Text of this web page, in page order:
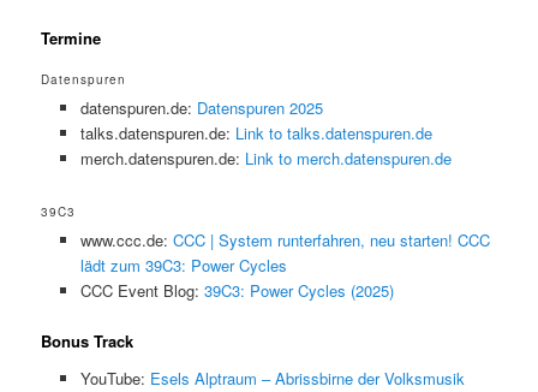
Termine
Datenspuren
datenspuren.de: Datenspuren 2025
talks.datenspuren.de: Link to talks.datenspuren.de
merch.datenspuren.de: Link to merch.datenspuren.de
39C3
www.ccc.de: CCC | System runterfahren, neu starten! CCC
lädt zum 39C3: Power Cycles
CCC Event Blog: 39C3: Power Cycles (2025)
Bonus Track
YouTube: Esels Alptraum – Abrissbirne der Volksmusik